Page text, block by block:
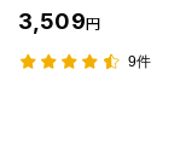
3,509円
9件